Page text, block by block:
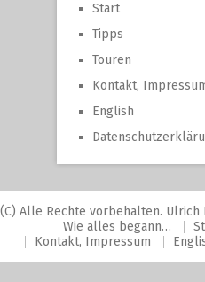
Start
Tipps
Touren
Kontakt,
English
(C) Alle Rechte vorbehalten. Ulrich
Wie alles begann…
Kontakt, Impressum